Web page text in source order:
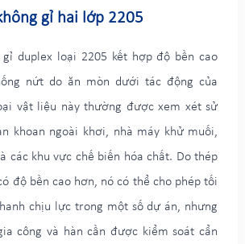
gỉ hai lớp 2205
gỉ duplex loại 2205 kết hợp độ bền cao
nứt do ăn mòn dưới tác động của
vật liệu này thường được xem xét sử
khoan ngoài khơi, nhà máy khử muối,
các khu vực chế biến hóa chất. Do thép
độ bền cao hơn, nó có thể cho phép tối
chịu lực trong một số dự án, nhưng
công và hàn cần được kiểm soát cẩn